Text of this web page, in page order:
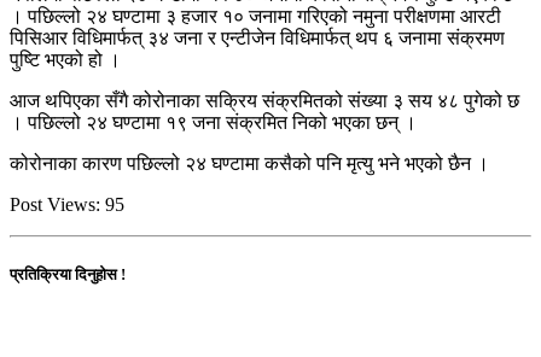
। पछिल्लो २४ घण्टामा ३ हजार १० जनामा गरिएको नमुना परीक्षणमा आरटी
पिसिआर विधिमार्फत् ३४ जना र एन्टीजेन विधिमार्फत् थप ६ जनामा संक्रमण
पुष्टि भएको हो ।
आज थपिएका सँगै कोरोनाका सक्रिय संक्रमितको संख्या ३ सय ४८ पुगेको छ
। पछिल्लो २४ घण्टामा १९ जना संक्रमित निको भएका छन् ।
कोरोनाका कारण पछिल्लो २४ घण्टामा कसैको पनि मृत्यु भने भएको छैन ।
Post Views: 95
प्रतिक्रिया दिनुहोस !